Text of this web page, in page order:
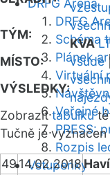
DRFG Arena
DRFG
Schéma
Plánek
Virtuální
Veřejné
PRESS:
Rozpis
Vstupenky
TÝM:
KVA
MÍSTO:
všude
VÝSLEDKY:
Zobrazittabulku
Tučně je
4914.02.2018